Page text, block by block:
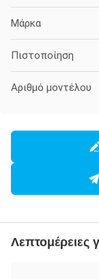
Μάρκα
Πιστοποίηση
Αριθμό μοντέλου
Λεπτομέρειες